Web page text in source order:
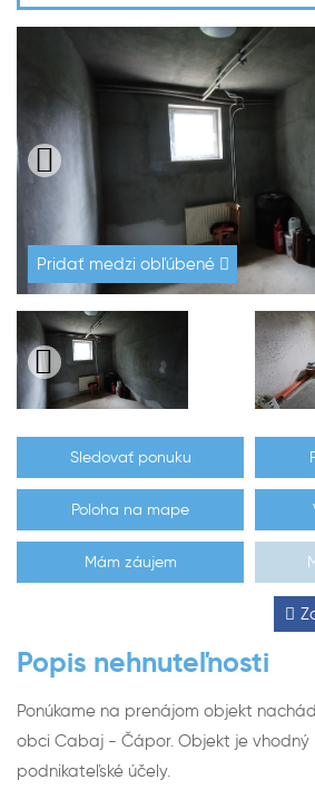
Pridať medzi obľúbené
Sledovať ponuku
Poloha na mape
Mám záujem
Popis nehnuteľnosti
Ponúkame na prenájom objekt
obci Cabaj - Čápor. Objekt je vhodný
podnikateľské účely.